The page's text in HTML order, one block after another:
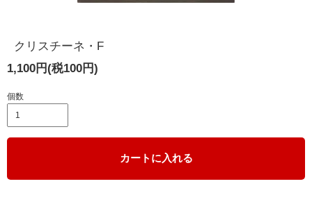
クリスチーネ・F
1,100円(税100円)
個数
カートに入れる